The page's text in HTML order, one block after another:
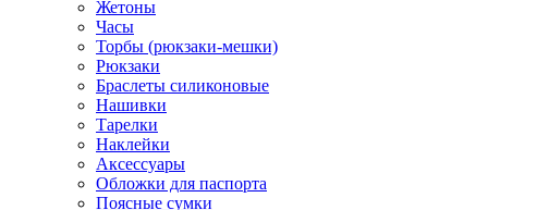
Жетоны
Часы
Торбы (рюкзаки-мешки)
Рюкзаки
Браслеты силиконовые
Нашивки
Тарелки
Наклейки
Аксессуары
Обложки для паспорта
Поясные сумки